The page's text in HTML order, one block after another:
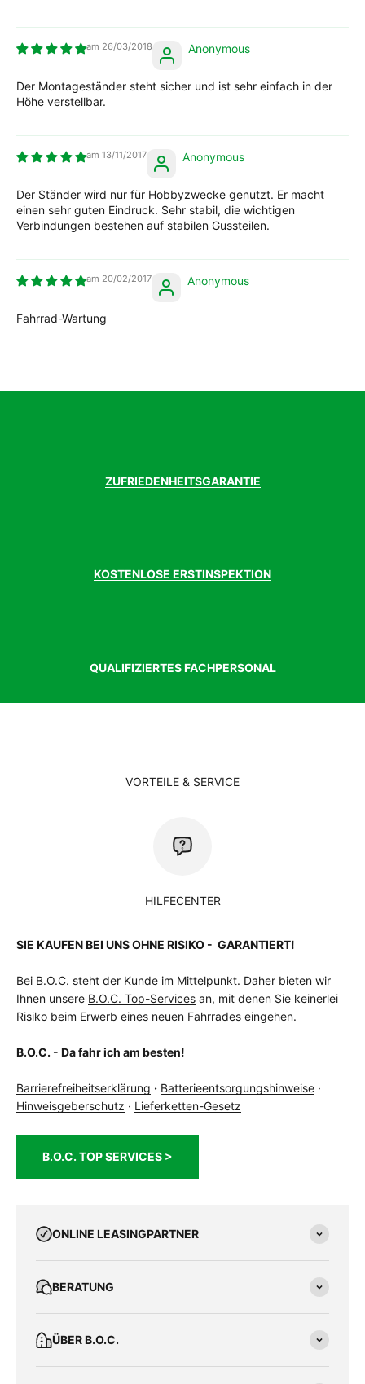
26/03/2018 Anonymous
Der Montageständer steht sicher und ist sehr einfach in der
Höhe verstellbar.
13/11/2017 Anonymous
Der Ständer wird nur für Hobbyzwecke genutzt. Er macht
einen sehr guten Eindruck. Sehr stabil, die wichtigen
Verbindungen bestehen auf stabilen Gussteilen.
20/02/2017 Anonymous
Fahrrad-Wartung
ZUFRIEDENHEITSGARANTIE
KOSTENLOSE ERSTINSPEKTION
QUALIFIZIERTES FACHPERSONAL
VORTEILE & SERVICE
HILFECENTER
SIE KAUFEN BEI UNS OHNE RISIKO - GARANTIERT!
Bei B.O.C. steht der Kunde im Mittelpunkt. Daher bieten wir
Ihnen unsere B.O.C. Top-Services an, mit denen Sie keinerlei
Risiko beim Erwerb eines neuen Fahrrades eingehen.
B.O.C. - Da fahr ich am besten!
Barrierefreiheitserklärung · Batterieentsorgungshinweise ·
Hinweisgeberschutz · Lieferketten-Gesetz
B.O.C. TOP SERVICES >
ONLINE LEASINGPARTNER
BERATUNG
ÜBER B.O.C.